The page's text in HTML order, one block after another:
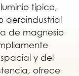
típico,
aeroindustrial
de magnesio
y del
ofrece